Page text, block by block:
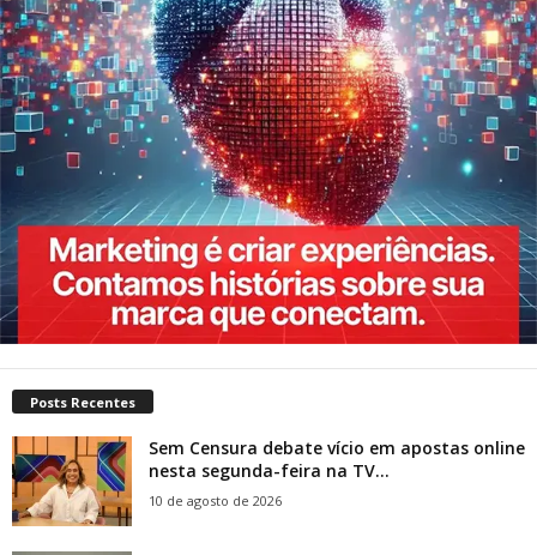
Posts Recentes
Sem Censura debate vício em apostas online
nesta segunda-feira na TV...
10 de agosto de 2026